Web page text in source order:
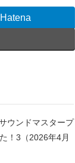
Hatena
ウンドマスタープ
！3（2026年4月